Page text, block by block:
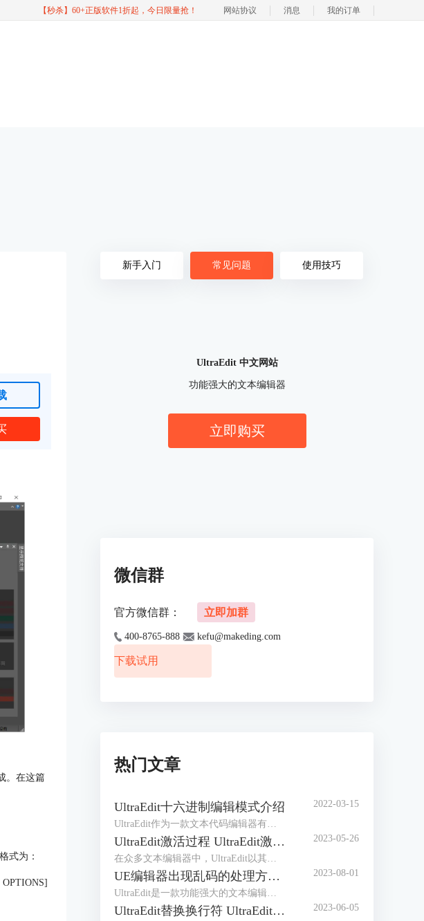
【秒杀】60+正版软件1折起，今日限量抢！ 网站协议 消息 我的订单
。在这篇
式为：
新手入门 常见问题 使用技巧
UltraEdit 中文网站
功能强大的文本编辑器
立即购买
微信群
官方微信群： 立即加群
400-8765-888 kefu@makeding.com
下载试用
热门文章
UltraEdit十六进制编辑模式介绍
UltraEdit作为一款文本代码编辑器有着众多的编辑功能，它的十六进制编辑模式可以说是其核心竞争力，毕竟拥有十六进制编辑功能的编辑器屈指可数。但十六进制编辑不同于普通的编辑，有着很多晦涩之处，初次接触很难掌握用法，所以做个简介是有必要的。
2022-03-15
UltraEdit激活过程 UltraEdit激活许可证怎么获得
在众多文本编辑器中，UltraEdit以其强大的编辑功能和高度的定制性受到了广大用户的欢迎。然而，许多初次使用UltraEdit的用户，对UltraEdit激活过程以及UltraEdit激活许可证怎么获得这两个问题可能令人感到困惑。为了解答这些疑问，本文将详细介绍UltraEdit的激活过程，以及如何获取UltraEdit的激活许可证。
2023-05-26
UE编辑器出现乱码的处理方法 解决UltraEdit中文乱码问题
UltraEdit是一款功能强大的文本编辑器，广泛应用于程序员、网站开发人员和其他文本处理人员的日常工作中。然而，在使用UltraEdit编辑文本时，有时会出现中文乱码的问题，这会严重影响我们的工作效率。本文将介绍UE编辑器中文乱码的处理方法，帮助用户解决中文乱码问题，确保正常编辑和处理中文文本。
2023-08-01
UltraEdit替换换行符 UltraEdit替换功能 2023-06-05